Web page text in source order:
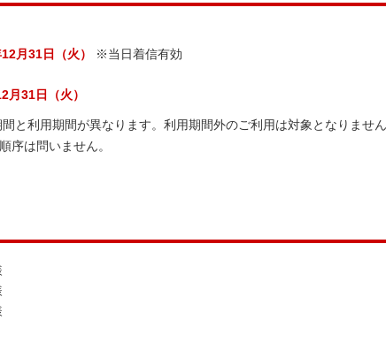
月31日（火）
※当日着信有効
31日（火）
と利用期間が異なります。利用期間外のご利用は対象となりません
序は問いません。